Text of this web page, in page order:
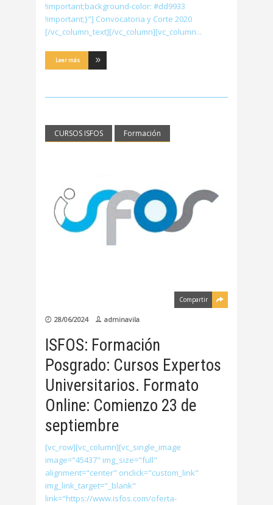
!important;background-color: #dd9933
!important;}"] Convocatoria y Corte 2020
[/vc_column_text][/vc_column][vc_column
Leer más
CURSOS ISFOS Formación
Compartir
28/06/2024 adminavila
ISFOS: Formación
Posgrado: Cursos Expertos
Universitarios. Formato
Online: Comienzo 23 de
septiembre
[vc_row][vc_column][vc_single_image
image="45437" img_size="full"
alignment="center" onclick="custom_link"
img_link_target="_blank"
link="https://www.isfos.com/oferta-